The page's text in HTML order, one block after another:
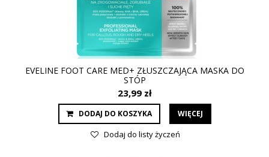
EVELINE FOOT CARE MED+ ZŁUSZCZAJĄCA MASKA DO
STÓP
23,99 zł
DODAJ DO KOSZYKA WIĘCEJ
Dodaj do listy życzeń